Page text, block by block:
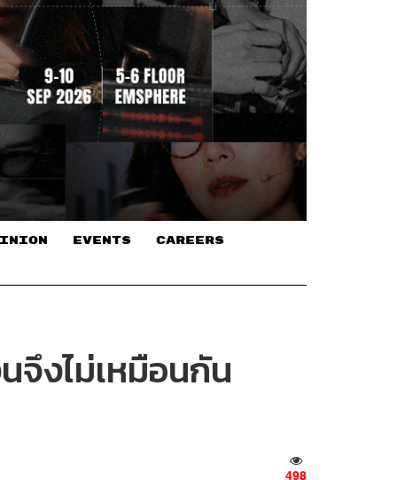
EVENTS CAREERS
จึงไม่เหมือนกัน
498